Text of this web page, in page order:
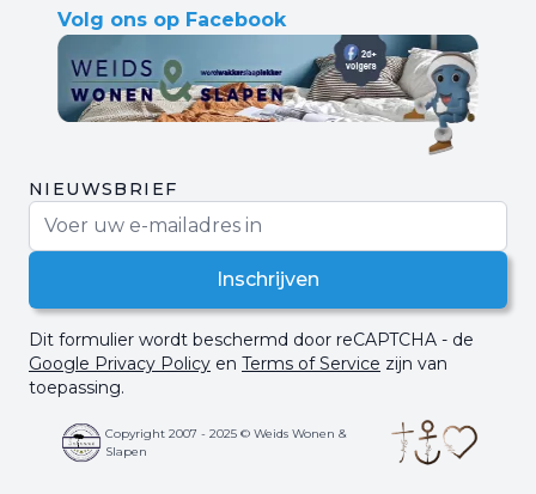
Volg ons op Facebook
NIEUWSBRIEF
Inschrijven
Dit formulier wordt beschermd door reCAPTCHA - de
Google Privacy Policy en Terms of Service zijn van
toepassing.
Copyright 2007 - 2025 © Weids Wonen &
Slapen